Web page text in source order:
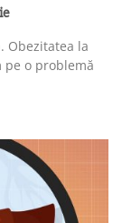
Obezitatea la
pe o problemă